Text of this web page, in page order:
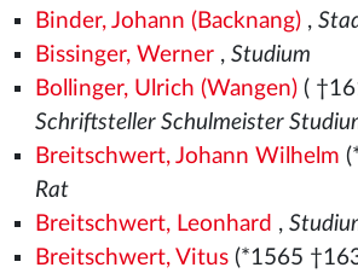
Binder, Johann (Backnang),
Bissinger, Werner, Studium
Bollinger, Ulrich (Wangen)(
Schriftsteller Schulmeister
Breitschwert, Johann Wilhelm
Rat
Breitschwert, Leonhard ,
Breitschwert, Vitus(*1565